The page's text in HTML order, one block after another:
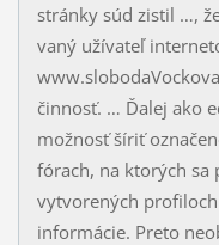
stránky súd zistil …,
vaný užívateľ
činnosť. … Ďalej ako
možnosť šíriť
fórach, na ktorých sa
vy­tvo­rených
informácie. Preto